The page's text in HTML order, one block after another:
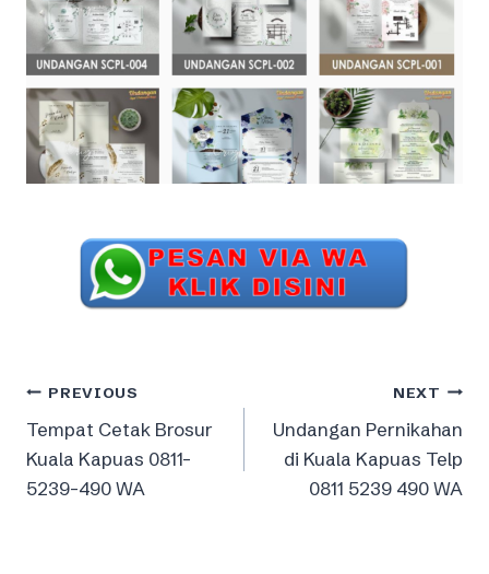
Post
navigation
PREVIOUS
Tempat Cetak Brosur
Kuala Kapuas 0811-
5239-490 WA
NEXT
Undangan Pernikahan
di Kuala Kapuas Telp
0811 5239 490 WA